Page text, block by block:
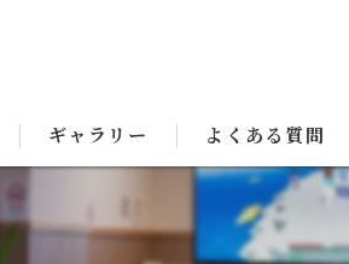
ギャラリー よくある質問